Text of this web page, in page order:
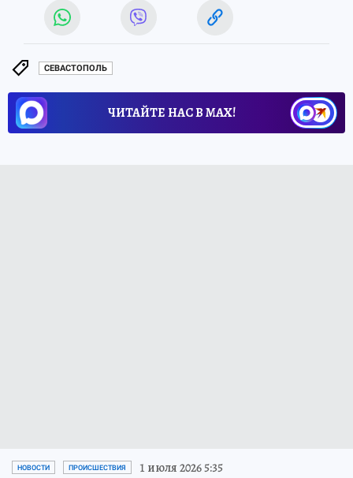
СЕВАСТОПОЛЬ
ЧИТАЙТЕ НАС В МАХ!
НОВОСТИ ПРОИСШЕСТВИЯ 1 июля 2026 5:35